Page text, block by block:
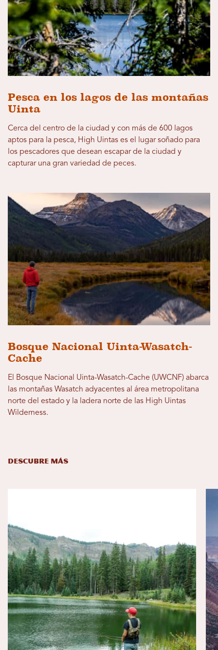
Pesca en los lagos de las montañas
Uinta
Cerca del centro de la ciudad y con más de 600 lagos
aptos para la pesca, High Uintas es el lugar soñado para
los pescadores que desean escapar de la ciudad y
capturar una gran variedad de peces.
Bosque Nacional Uinta-Wasatch-
Cache
El Bosque Nacional Uinta-Wasatch-Cache (UWCNF) abarca
las montañas Wasatch adyacentes al área metropolitana
norte del estado y la ladera norte de las High Uintas
Wilderness.
DESCUBRE MÁS